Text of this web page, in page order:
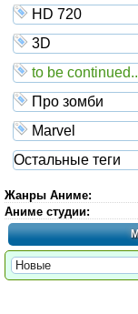
HD 720
3D
to be
Про зомби
Marvel
Остальные теги
Жанры Аниме:
Аниме студии: